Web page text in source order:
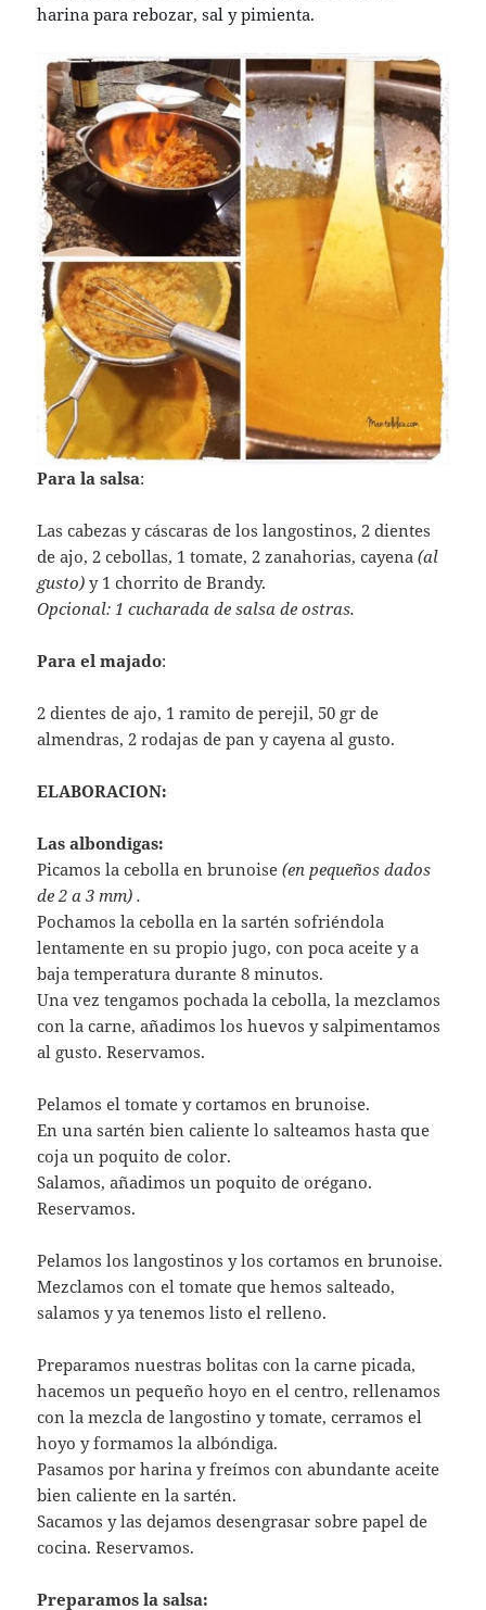
harina para rebozar, sal y pimienta.
Para la salsa:
Las cabezas y cáscaras de los langostinos, 2 dientes
de ajo, 2 cebollas, 1 tomate, 2 zanahorias, cayena (al
gusto) y 1 chorrito de Brandy.
Opcional: 1 cucharada de salsa de ostras.
Para el majado:
2 dientes de ajo, 1 ramito de perejil, 50 gr de
almendras, 2 rodajas de pan y cayena al gusto.
ELABORACION:
Las albondigas:
Picamos la cebolla en brunoise (en pequeños dados
de 2 a 3 mm) .
Pochamos la cebolla en la sartén sofriéndola
lentamente en su propio jugo, con poca aceite y a
baja temperatura durante 8 minutos.
Una vez tengamos pochada la cebolla, la mezclamos
con la carne, añadimos los huevos y salpimentamos
al gusto. Reservamos.
Pelamos el tomate y cortamos en brunoise.
En una sartén bien caliente lo salteamos hasta que
coja un poquito de color.
Salamos, añadimos un poquito de orégano.
Reservamos.
Pelamos los langostinos y los cortamos en brunoise.
Mezclamos con el tomate que hemos salteado,
salamos y ya tenemos listo el relleno.
Preparamos nuestras bolitas con la carne picada,
hacemos un pequeño hoyo en el centro, rellenamos
con la mezcla de langostino y tomate, cerramos el
hoyo y formamos la albóndiga.
Pasamos por harina y freímos con abundante aceite
bien caliente en la sartén.
Sacamos y las dejamos desengrasar sobre papel de
cocina. Reservamos.
Preparamos la salsa: